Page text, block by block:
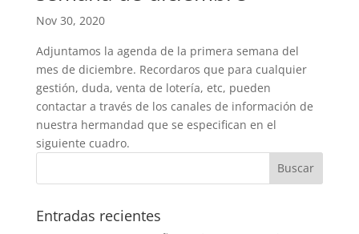
Nov 30, 2020
Adjuntamos la agenda de la primera semana del
mes de diciembre. Recordaros que para cualquier
gestión, duda, venta de lotería, etc, pueden
contactar a través de los canales de información de
nuestra hermandad que se especifican en el
siguiente cuadro.
Entradas recientes